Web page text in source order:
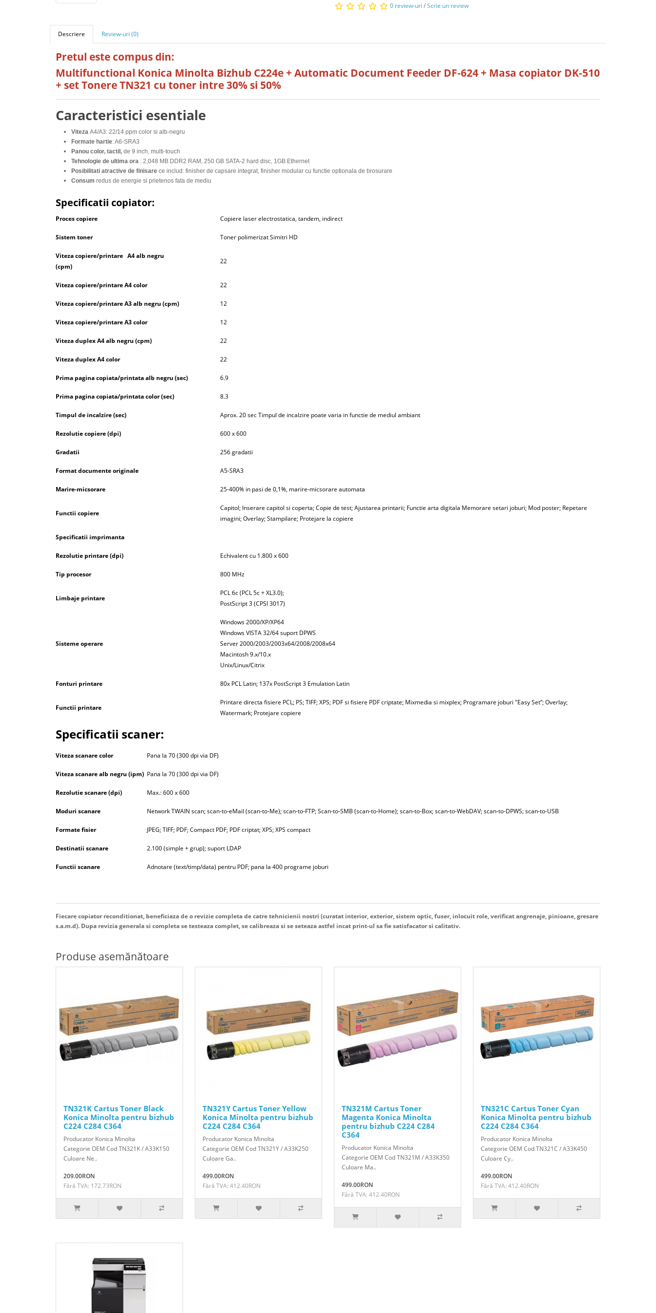
0 review-uri /Scrie un review
Descriere Review-uri (0)
Pretul este compus din:
Multifunctional Konica Minolta Bizhub C224e + Automatic Document Feeder DF-624 + Masa copiator DK-510
+ set Tonere TN321 cu toner intre 30% si 50%
Caracteristici esentiale
Viteza A4/A3: 22/14 ppm color si alb-negru
Formate hartie: A6-SRA3
Panou color, tactil, de 9 inch, multi-touch
Tehnologie de ultima ora : 2,048 MB DDR2 RAM, 250 GB SATA-2 hard disc, 1GB Ethernet
Posibilitati atractive de finisare ce includ: finisher de capsare integrat, finisher modular cu functie optionala de brosurare
Consum redus de energie si prietenos fata de mediu
Specificatii copiator:
Proces copiere Copiere laser electrostatica, tandem, indirect
Sistem toner Toner polimerizat Simitri HD
Viteza copiere/printare A4 alb negru
(cpm)
22
Viteza copiere/printare A4 color 22
Viteza copiere/printare A3 alb negru (cpm) 12
Viteza copiere/printare A3 color 12
Viteza duplex A4 alb negru (cpm) 22
Viteza duplex A4 color 22
Prima pagina copiata/printata alb negru (sec) 6.9
Prima pagina copiata/printata color (sec) 8.3
Timpul de incalzire (sec) Aprox. 20 sec Timpul de incalzire poate varia in functie de mediul ambiant
Rezolutie copiere (dpi) 600 x 600
Gradatii 256 gradatii
Format documente originale A5-SRA3
Marire-micsorare 25-400% in pasi de 0,1%, marire-micsorare automata
Functii copiere
Capitol; Inserare capitol si coperta; Copie de test; Ajustarea printarii; Functie arta digitala Memorare setari joburi; Mod poster; Repetare
imagini; Overlay; Stampilare; Protejare la copiere
Specificatii imprimanta
Rezolutie printare (dpi) Echivalent cu 1.800 x 600
Tip procesor 800 MHz
Limbaje printare
PCL 6c (PCL 5c + XL3.0);
PostScript 3 (CPSI 3017)
Sisteme operare
Windows 2000/XP/XP64
Windows VISTA 32/64 suport DPWS
Server 2000/2003/2003x64/2008/2008x64
Macintosh 9.x/10.x
Unix/Linux/Citrix
Fonturi printare 80x PCL Latin; 137x PostScript 3 Emulation Latin
Functii printare
Printare directa fisiere PCL; PS; TIFF; XPS; PDF si fisiere PDF criptate; Mixmedia si mixplex; Programare joburi "Easy Set”; Overlay;
Watermark; Protejare copiere
Specificatii scaner:
Viteza scanare color Pana la 70 (300 dpi via DF)
Viteza scanare alb negru (ipm) Pana la 70 (300 dpi via DF)
Rezolutie scanare (dpi) Max.: 600 x 600
Moduri scanare Network TWAIN scan; scan-to-eMail (scan-to-Me); scan-to-FTP; Scan-to-SMB (scan-to-Home); scan-to-Box; scan-to-WebDAV; scan-to-DPWS; scan-to-USB
Formate fisier JPEG; TIFF; PDF; Compact PDF; PDF criptat; XPS; XPS compact
Destinatii scanare 2.100 (simple + grup); suport LDAP
Functii scanare Adnotare (text/timp/data) pentru PDF; pana la 400 programe joburi
Fiecare copiator reconditionat, beneficiaza de o revizie completa de catre tehnicienii nostri (curatat interior, exterior, sistem optic, fuser, inlocuit role, verificat angrenaje, pinioane, gresare
s.a.m.d). Dupa revizia generala si completa se testeaza complet, se calibreaza si se seteaza astfel incat print-ul sa fie satisfacator si calitativ.
Produse asemănătoare
TN321K Cartus Toner Black
Konica Minolta pentru bizhub
C224 C284 C364
Producator Konica Minolta
Categorie OEM Cod TN321K / A33K150
Culoare Ne..
209.00RON
Fără TVA: 172.73RON
TN321Y Cartus Toner Yellow
Konica Minolta pentru bizhub
C224 C284 C364
Producator Konica Minolta
Categorie OEM Cod TN321Y / A33K250
Culoare Ga..
499.00RON
Fără TVA: 412.40RON
TN321M Cartus Toner
Magenta Konica Minolta
pentru bizhub C224 C284
C364
Producator Konica Minolta
Categorie OEM Cod TN321M / A33K350
Culoare Ma..
499.00RON
Fără TVA: 412.40RON
TN321C Cartus Toner Cyan
Konica Minolta pentru bizhub
C224 C284 C364
Producator Konica Minolta
Categorie OEM Cod TN321C / A33K450
Culoare Cy..
499.00RON
Fără TVA: 412.40RON